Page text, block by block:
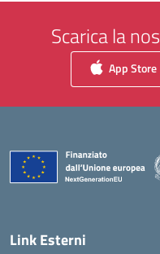
Scarica la
App Store
Link Esterni